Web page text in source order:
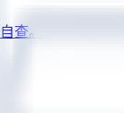
查。